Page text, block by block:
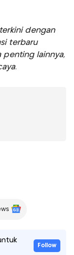
dengan
terbaru
penting lainnya,
Follow